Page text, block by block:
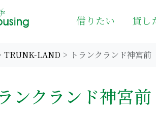
借りたい 貸し
TRUNK-LAND トランクランド神宮前
ンクランド神宮前